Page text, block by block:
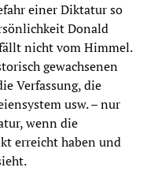
einer Diktatur so
Donald
nicht vom Himmel.
gewachsenen
Verfassung, die
usw. – nur
wenn die
erreicht haben und